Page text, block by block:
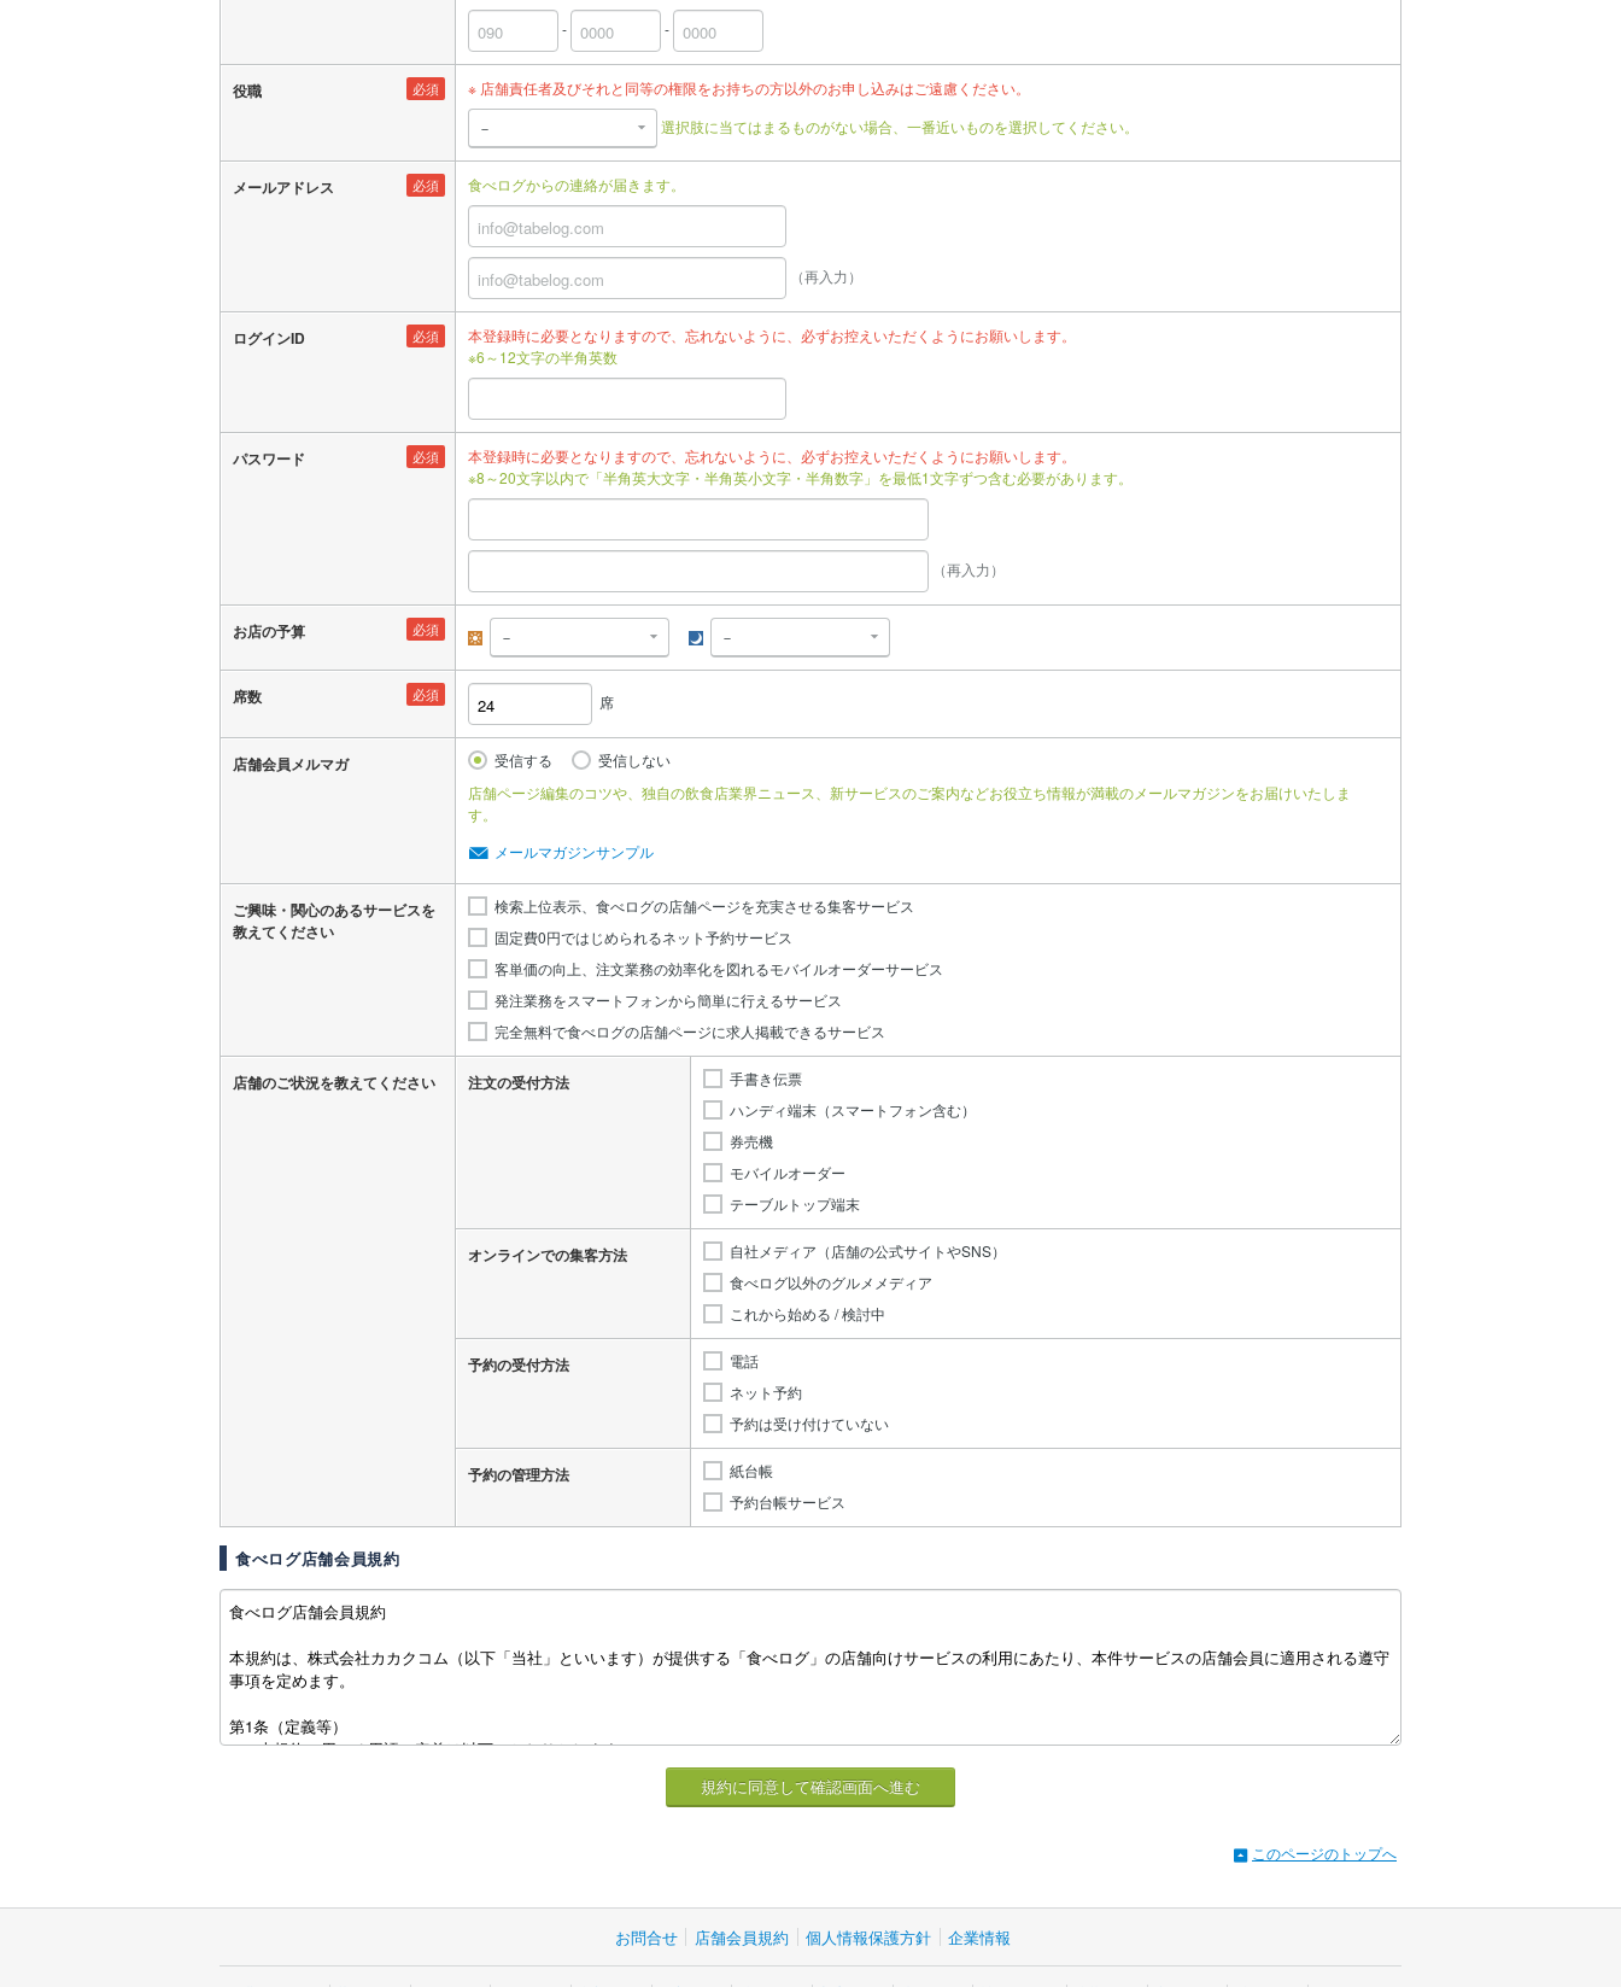
-
-
必須
役職
※ 店舗責任者及びそれと同等の権限をお持ちの方以外のお申し込みはご遠慮ください。
選択肢に当てはまるものがない場合、一番近いものを選択してください。
必須
メールアドレス 食べログからの連絡が届きます。
（再入力）
必須
ログインID
本登録時に必要となりますので、忘れないように、必ずお控えいただくようにお願いします。
※6～12文字の半角英数
必須
パスワード
本登録時に必要となりますので、忘れないように、必ずお控えいただくようにお願いします。
※8～20文字以内で「半角英大文字・半角英小文字・半角数字」を最低1文字ずつ含む必要があります。
（再入力）
必須
お店の予算
必須
席数 席
店舗会員メルマガ 受信する
受信しない
店舗ページ編集のコツや、独自の飲食店業界ニュース、新サービスのご案内などお役立ち情報が満載のメールマガジンをお届けいたしま
す。
メールマガジンサンプル
ご興味・関心のあるサービスを
教えてください
検索上位表示、食べログの店舗ページを充実させる集客サービス
固定費0円ではじめられるネット予約サービス
客単価の向上、注文業務の効率化を図れるモバイルオーダーサービス
発注業務をスマートフォンから簡単に行えるサービス
完全無料で食べログの店舗ページに求人掲載できるサービス
店舗のご状況を教えてください 注文の受付方法
手書き伝票
ハンディ端末（スマートフォン含む）
券売機
モバイルオーダー
テーブルトップ端末
オンラインでの集客方法
自社メディア（店舗の公式サイトやSNS）
食べログ以外のグルメメディア
これから始める / 検討中
予約の受付方法
電話
ネット予約
予約は受け付けていない
予約の管理方法
紙台帳
予約台帳サービス
食べログ店舗会員規約
このページのトップへ
お問合せ 店舗会員規約 個人情報保護方針 企業情報